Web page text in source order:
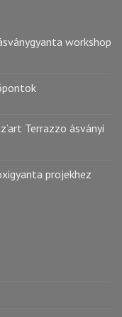
workshop
Terrazzo ásványi
projekhez